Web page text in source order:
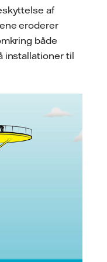
af
eroderer
både
installationer til